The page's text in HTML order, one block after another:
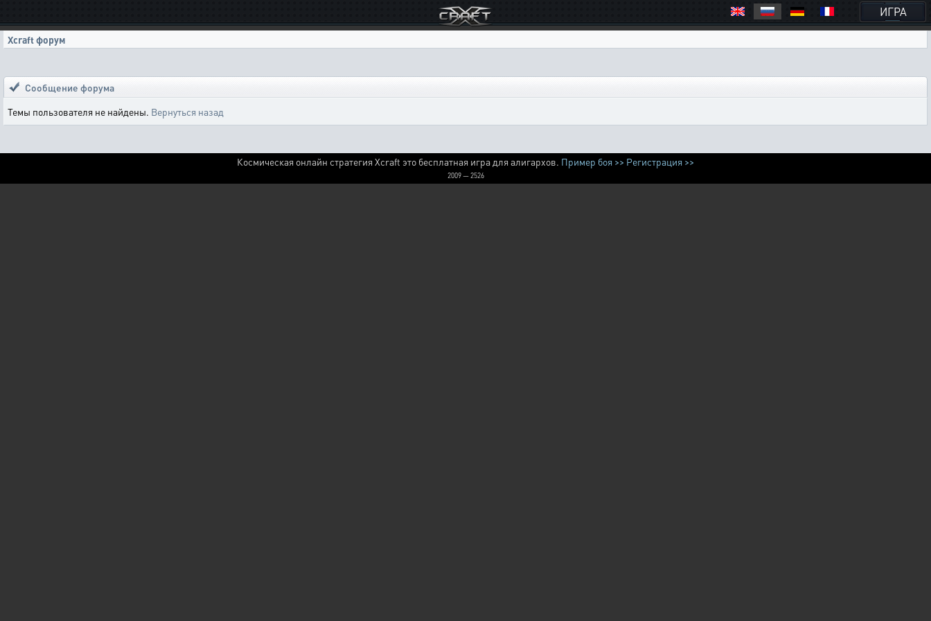
ИГРА
Xcraft форум
Сообщение форума
Темы пользователя не найдены. Вернуться назад
Космическая онлайн стратегия Xcraft это бесплатная игра для алигархов. Пример боя >> Регистрация >>
2009 — 2526